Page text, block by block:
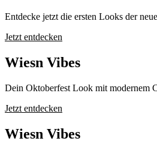
Entdecke jetzt die ersten Looks der
Jetzt entdecken
Wiesn Vibes
Dein Oktoberfest Look mit modernem
Jetzt entdecken
Wiesn Vibes